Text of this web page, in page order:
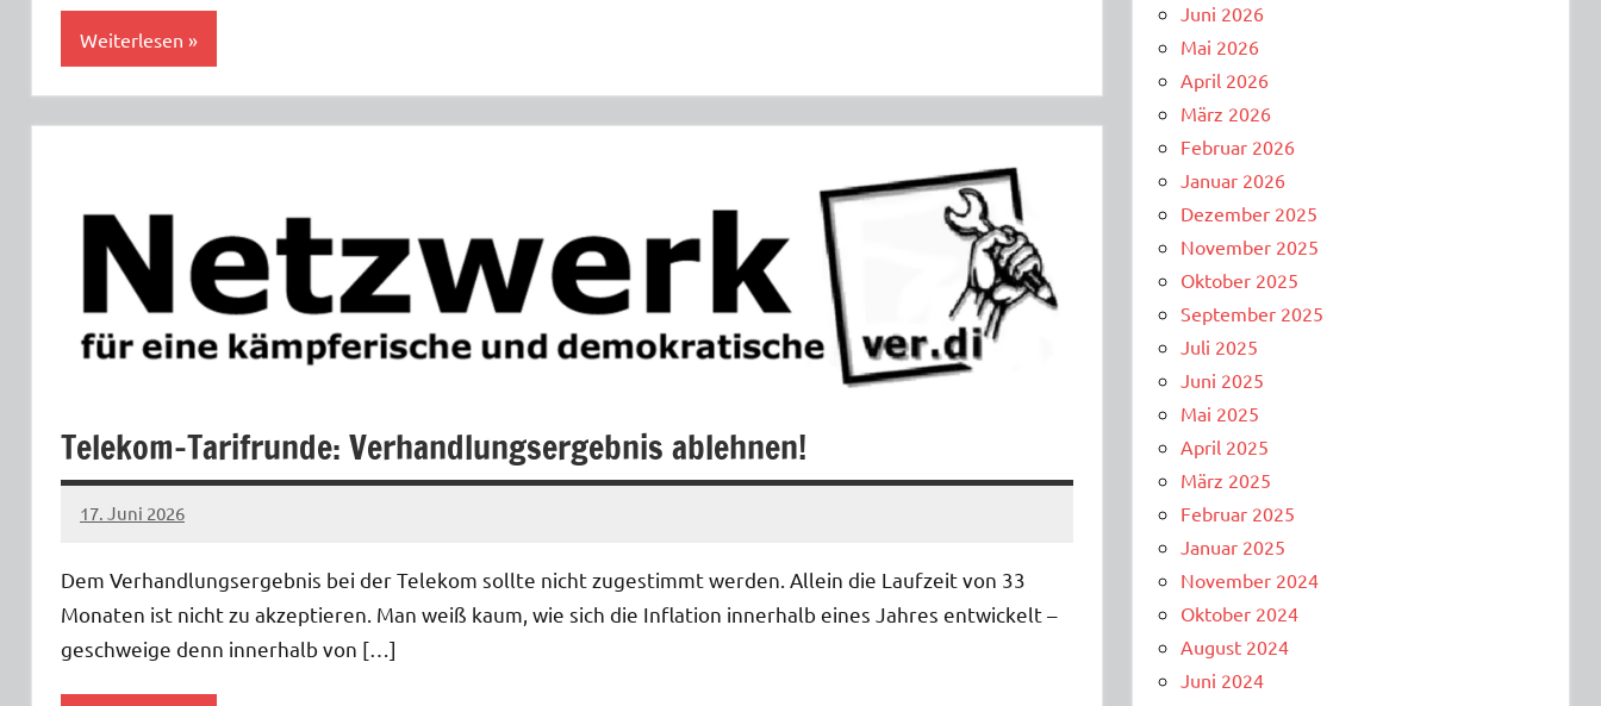
Weiterlesen
Telekom-Tarifrunde: Verhandlungsergebnis ablehnen!
17. Juni 2026
netzwerkverdi
Dem Verhandlungsergebnis bei der Telekom sollte nicht zugestimmt werden. Allein die Laufzeit von 33
Monaten ist nicht zu akzeptieren. Man weiß kaum, wie sich die Inflation innerhalb eines Jahres entwickelt –
geschweige denn innerhalb von […]
Juni 2026
Mai 2026
April 2026
März 2026
Februar 2026
Januar 2026
Dezember 2025
November 2025
Oktober 2025
September 2025
Juli 2025
Juni 2025
Mai 2025
April 2025
März 2025
Februar 2025
Januar 2025
November 2024
Oktober 2024
August 2024
Juni 2024